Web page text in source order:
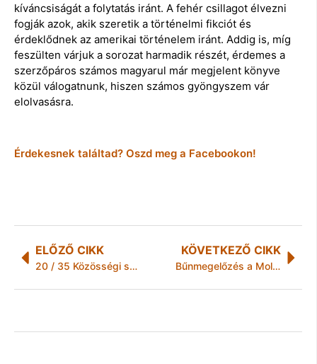
kíváncsiságát a folytatás iránt. A fehér csillagot élvezni
fogják azok, akik szeretik a történelmi fikciót és
érdeklődnek az amerikai történelem iránt. Addig is, míg
feszülten várjuk a sorozat harmadik részét, érdemes a
szerzőpáros számos magyarul már megjelent könyve
közül válogatnunk, hiszen számos gyöngyszem vár
elolvasásra.
Érdekesnek találtad? Oszd meg a Facebookon!
ELŐZŐ CIKK
20 / 35 Közösségi szolgálat és diákmunka a könyvtárakban
KÖVETKEZŐ CIKK
Bűnmegelőzés a Molnárkalács Fesztiválon